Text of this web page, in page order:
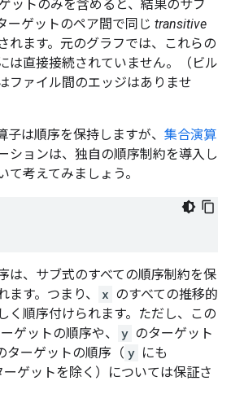
ットのみを含めると、結果のサブ
ーゲットのペア間で同じ transitive
れます。元のグラフでは、これらの
は直接接続されていません。（ビル
ファイル間のエッジはありませ
子は順序を保持しますが、 集合演算
ションは、独自の順序制約を導入し
て考えてみましょう。
は、サブ式のすべての順序制約を保
す。つまり、
x のすべての推移的
く順序付けられます。ただし、この
ゲットの順序や、 y のターゲット
ターゲットの順序（ y にも
ーゲットを除く）については保証さ